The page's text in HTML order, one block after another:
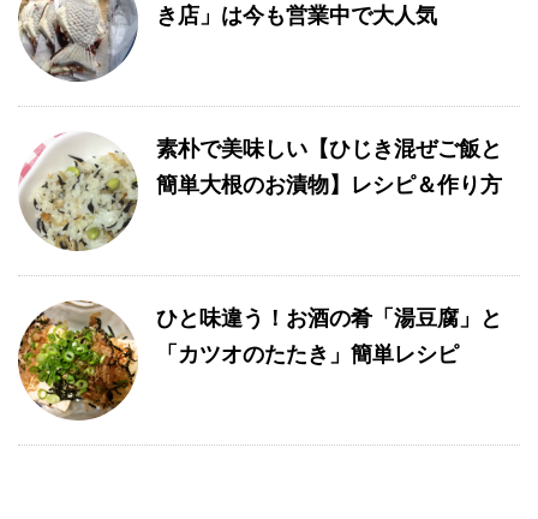
き店」は今も営業中で大人気
素朴で美味しい【ひじき混ぜご飯と
簡単大根のお漬物】レシピ＆作り方
ひと味違う！お酒の肴「湯豆腐」と
「カツオのたたき」簡単レシピ